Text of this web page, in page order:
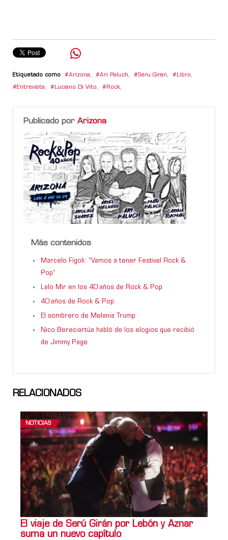
Etiquetado como Arizona, Ari Paluch, Seru Giran, Libro,
Entrevista, Luciano Di Vito, Rock,
Publicado por Arizona
Más contenidos
Marcelo Fígoli: “Vamos a tener Festival Rock &
Pop”
Lalo Mir en los 40 años de Rock & Pop
40 años de Rock & Pop
El sombrero de Melania Trump
Nico Bereciartúa habló de los elogios que recibió
de Jimmy Page
RELACIONADOS
NOTICIAS
El viaje de Serú Girán por Lebón y Aznar
suma un nuevo capítulo